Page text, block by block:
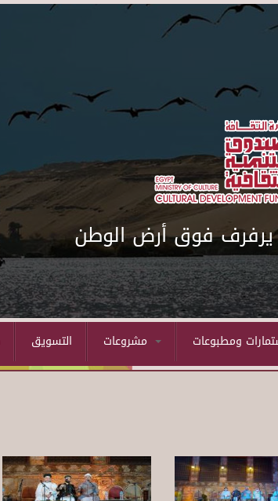
يرفرف فوق أرض الوطن
التسويق ومطبوعات